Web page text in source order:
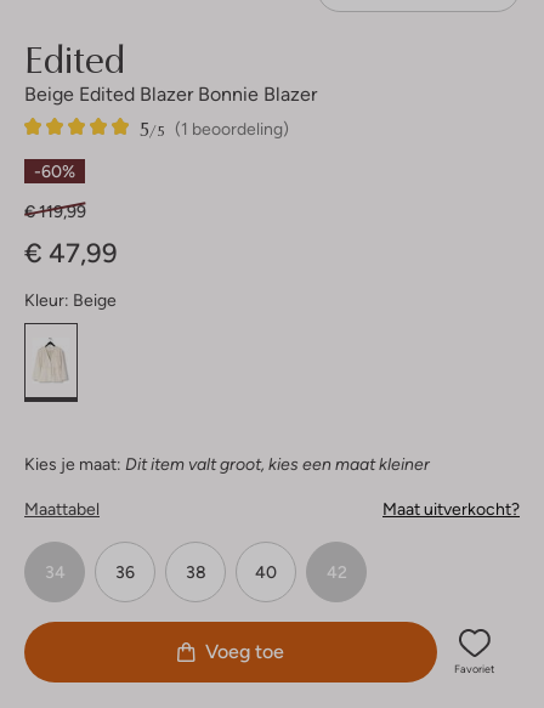
Edited
Beige Edited Blazer Bonnie Blazer
(1 beoordeling)
5/5
1
5
Sterren
-60%
€ 119,99
€ 47,99
Kleur: Beige
Kies je maat: Dit item valt groot, kies een maat kleiner
Maattabel Maat uitverkocht?
34 36 38 40 42
Voeg toe
Favoriet